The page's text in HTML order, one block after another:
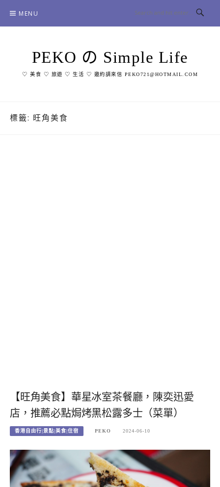
content
MENU
PEKO の Simple Life
♡ 美食 ♡ 旅遊 ♡ 生活 ♡ 邀約請來信 PEKO721@HOTMAIL.COM
標籤: 旺角美食
【旺角美食】華星冰室茶餐廳，陳奕迅愛
店，推薦必點焗烤黑松露多士（菜單）
香港自由行|景點|美食|住宿 PEKO 2024-06-10